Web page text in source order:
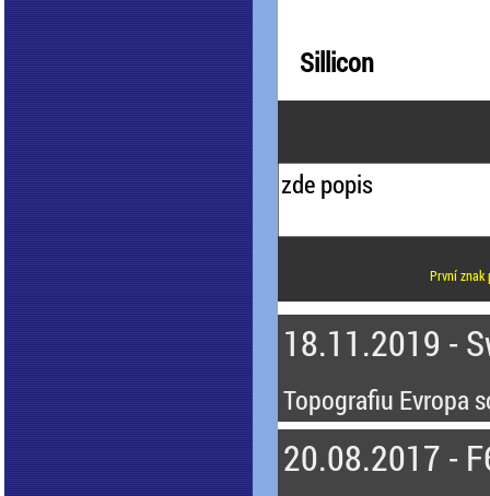
Sillicon
První znak
18.11.2019 -
Topografiu Evropa
20.08.2017 -